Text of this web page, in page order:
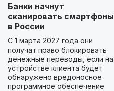
Банки начнут
сканировать смартфоны
в России
С 1 марта 2027 года они
получат право блокировать
денежные переводы, если на
устройстве клиента будет
обнаружено вредоносное
программное обеспечение